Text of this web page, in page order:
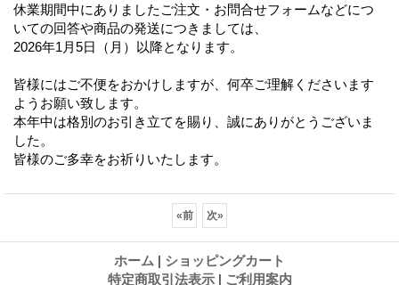
休業期間中にありましたご注文・お問合せフォームなどにつ
いての回答や商品の発送につきましては、
2026年1月5日（月）以降となります。
皆様にはご不便をおかけしますが、何卒ご理解くださいます
ようお願い致します。
本年中は格別のお引き立てを賜り、誠にありがとうございま
した。
皆様のご多幸をお祈りいたします。
«前 次»
ホーム | ショッピングカート
特定商取引法表示 | ご利用案内